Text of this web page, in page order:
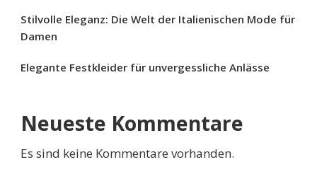
Stilvolle Eleganz: Die Welt der Italienischen Mode für
Damen
Elegante Festkleider für unvergessliche Anlässe
Neueste Kommentare
Es sind keine Kommentare vorhanden.